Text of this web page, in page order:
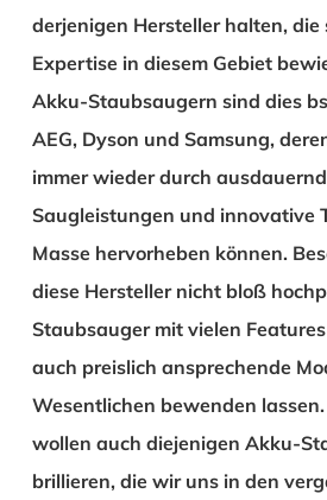
derjenigen Hersteller halten, die
Expertise in diesem Gebiet
Akku-Staubsaugern sind dies
AEG, Dyson und Samsung,
immer wieder durch
Saugleistungen und innovative
Masse hervorheben können.
diese Hersteller nicht bloß
Staubsauger mit vielen
auch preislich ansprechende
Wesentlichen bewenden
wollen auch diejenigen Akku-
brillieren, die wir uns in den